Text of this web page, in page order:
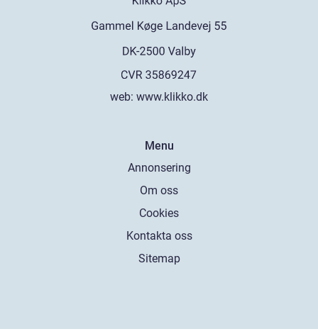
web: www.klikko.dk
Menu
Annonsering
Om oss
Cookies
Kontakta oss
Sitemap